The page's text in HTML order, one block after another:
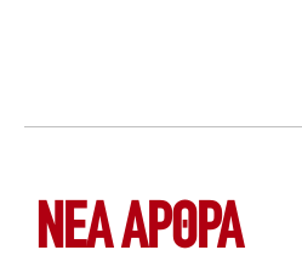
ΝΕΑ ΆΡΘΡΑ